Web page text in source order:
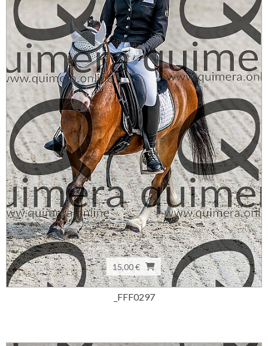
15,00 €
_FFF0297